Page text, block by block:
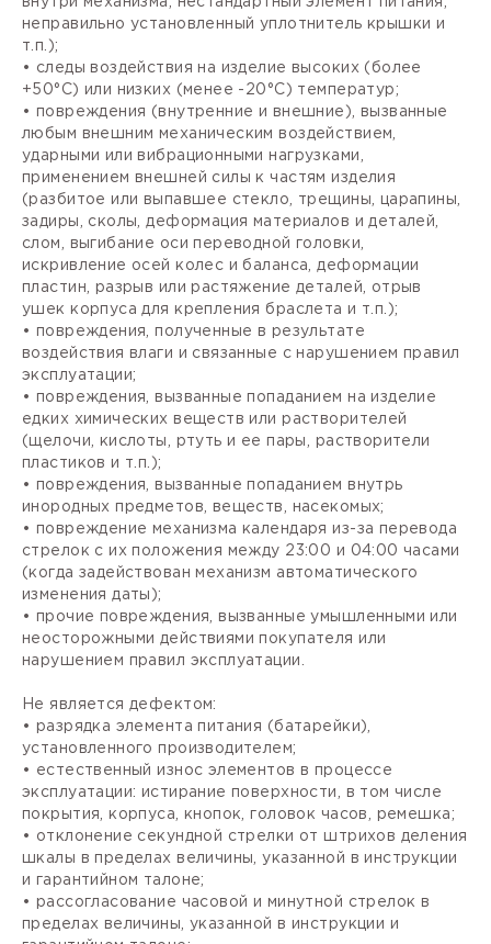
неправильно установленный уплотнитель крышки и
т.п.);
• следы воздействия на изделие высоких (более
+50°С) или низких (менее -20°С) температур;
• повреждения (внутренние и внешние), вызванные
любым внешним механическим воздействием,
ударными или вибрационными нагрузками,
применением внешней силы к частям изделия
(разбитое или выпавшее стекло, трещины, царапины,
задиры, сколы, деформация материалов и деталей,
слом, выгибание оси переводной головки,
искривление осей колес и баланса, деформации
пластин, разрыв или растяжение деталей, отрыв
ушек корпуса для крепления браслета и т.п.);
• повреждения, полученные в результате
воздействия влаги и связанные с нарушением правил
эксплуатации;
• повреждения, вызванные попаданием на изделие
едких химических веществ или растворителей
(щелочи, кислоты, ртуть и ее пары, растворители
пластиков и т.п.);
• повреждения, вызванные попаданием внутрь
инородных предметов, веществ, насекомых;
• повреждение механизма календаря из-за перевода
стрелок с их положения между 23:00 и 04:00 часами
(когда задействован механизм автоматического
изменения даты);
• прочие повреждения, вызванные умышленными или
неосторожными действиями покупателя или
нарушением правил эксплуатации.
Не является дефектом:
• разрядка элемента питания (батарейки),
установленного производителем;
• естественный износ элементов в процессе
эксплуатации: истирание поверхности, в том числе
покрытия, корпуса, кнопок, головок часов, ремешка;
• отклонение секундной стрелки от штрихов деления
шкалы в пределах величины, указанной в инструкции
и гарантийном талоне;
• рассогласование часовой и минутной стрелок в
пределах величины, указанной в инструкции и